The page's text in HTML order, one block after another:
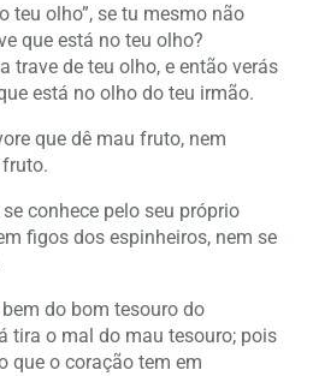
teu olho”, se tu mesmo não
que está no teu olho?
trave de teu olho, e então verás
está no olho do teu irmão.
que dê mau fruto, nem
conhece pelo seu próprio
figos dos espinheiros, nem se
do bom tesouro do
tira o mal do mau tesouro; pois
que o coração tem em